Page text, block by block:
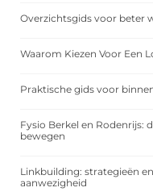
Overzichtsgids voor beter
Waarom Kiezen Voor Een
Praktische gids voor
Fysio Berkel en Rodenrijs:
bewegen
Linkbuilding: strategieën
aanwezigheid